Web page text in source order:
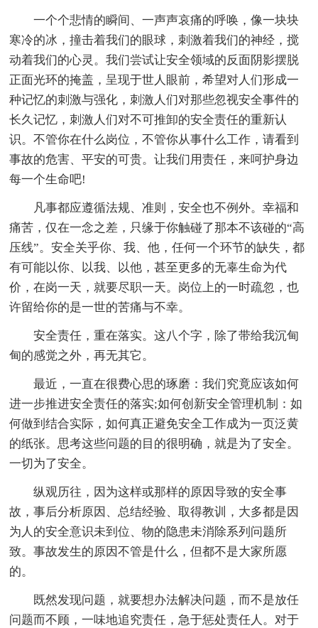
一个个悲情的瞬间、一声声哀痛的呼唤，像一块块
寒冷的冰，撞击着我们的眼球，刺激着我们的神经，搅
动着我们的心灵。我们尝试让安全领域的反面阴影摆脱
正面光环的掩盖，呈现于世人眼前，希望对人们形成一
种记忆的刺激与强化，刺激人们对那些忽视安全事件的
长久记忆，刺激人们对不可推卸的安全责任的重新认
识。不管你在什么岗位，不管你从事什么工作，请看到
事故的危害、平安的可贵。让我们用责任，来呵护身边
每一个生命吧!
凡事都应遵循法规、准则，安全也不例外。幸福和
痛苦，仅在一念之差，只缘于你触碰了那本不该碰的“高
压线”。安全关乎你、我、他，任何一个环节的缺失，都
有可能以你、以我、以他，甚至更多的无辜生命为代
价，在岗一天，就要尽职一天。岗位上的一时疏忽，也
许留给你的是一世的苦痛与不幸。
安全责任，重在落实。这八个字，除了带给我沉甸
甸的感觉之外，再无其它。
最近，一直在很费心思的琢磨：我们究竟应该如何
进一步推进安全责任的落实;如何创新安全管理机制：如
何做到结合实际，如何真正避免安全工作成为一页泛黄
的纸张。思考这些问题的目的很明确，就是为了安全。
一切为了安全。
纵观历往，因为这样或那样的原因导致的安全事
故，事后分析原因、总结经验、取得教训，大多都是因
为人的安全意识未到位、物的隐患未消除系列问题所
致。事故发生的原因不管是什么，但都不是大家所愿
的。
既然发现问题，就要想办法解决问题，而不是放任
问题而不顾，一味地追究责任，急于惩处责任人。对于